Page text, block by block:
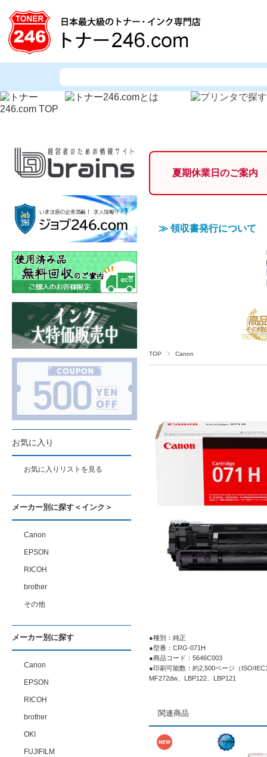
夏期休業日のご案内
≫ 領収書発行について
TOP Canon
●種別：純正
●型番：CRG-071H
●商品コード：5646C003
●印刷可能数：約2,500ページ（ISO/
MF272dw、LBP122、LBP121
関連商品
お気に入り
お気に入りリストを見る
メーカー別に探す＜インク＞
Canon
EPSON
RICOH
brother
その他
メーカー別に探す
Canon
EPSON
RICOH
brother
OKI
FUJIFILM